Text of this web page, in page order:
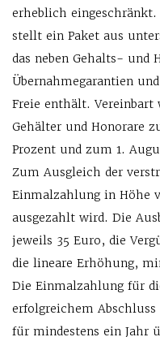
erheblich eingeschränkt.
stellt ein Paket aus
das neben Gehalts- und
Übernahmegarantien
Freie enthält. Vereinbart
Gehälter und Honorare
Prozent und zum 1.
Zum Ausgleich der
Einmalzahlung in Höhe
ausgezahlt wird. Die
jeweils 35 Euro, die
die lineare Erhöhung,
Die Einmalzahlung für
erfolgreichem
für mindestens ein Jahr